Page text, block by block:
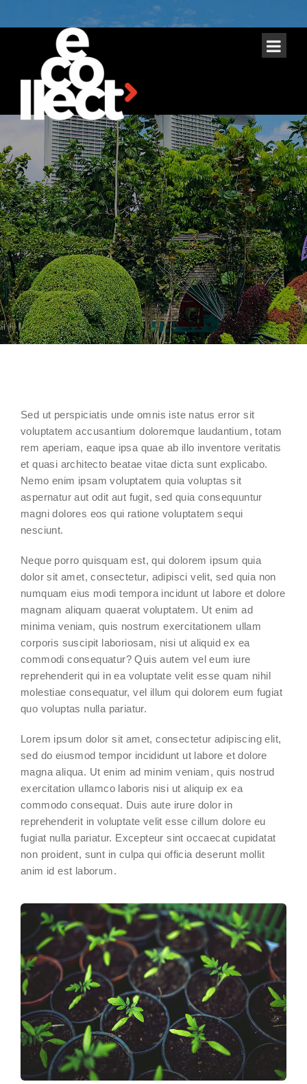
Design &
Planting
Professional Garden Services
Sed ut perspiciatis unde omnis iste natus error sit
voluptatem accusantium doloremque laudantium, totam
rem aperiam, eaque ipsa quae ab illo inventore veritatis
et quasi architecto beatae vitae dicta sunt explicabo.
Nemo enim ipsam voluptatem quia voluptas sit
aspernatur aut odit aut fugit, sed quia consequuntur
magni dolores eos qui ratione voluptatem sequi
nesciunt.
Neque porro quisquam est, qui dolorem ipsum quia
dolor sit amet, consectetur, adipisci velit, sed quia non
numquam eius modi tempora incidunt ut labore et dolore
magnam aliquam quaerat voluptatem. Ut enim ad
minima veniam, quis nostrum exercitationem ullam
corporis suscipit laboriosam, nisi ut aliquid ex ea
commodi consequatur? Quis autem vel eum iure
reprehenderit qui in ea voluptate velit esse quam nihil
molestiae consequatur, vel illum qui dolorem eum fugiat
quo voluptas nulla pariatur.
Lorem ipsum dolor sit amet, consectetur adipiscing elit,
sed do eiusmod tempor incididunt ut labore et dolore
magna aliqua. Ut enim ad minim veniam, quis nostrud
exercitation ullamco laboris nisi ut aliquip ex ea
commodo consequat. Duis aute irure dolor in
reprehenderit in voluptate velit esse cillum dolore eu
fugiat nulla pariatur. Excepteur sint occaecat cupidatat
non proident, sunt in culpa qui officia deserunt mollit
anim id est laborum.